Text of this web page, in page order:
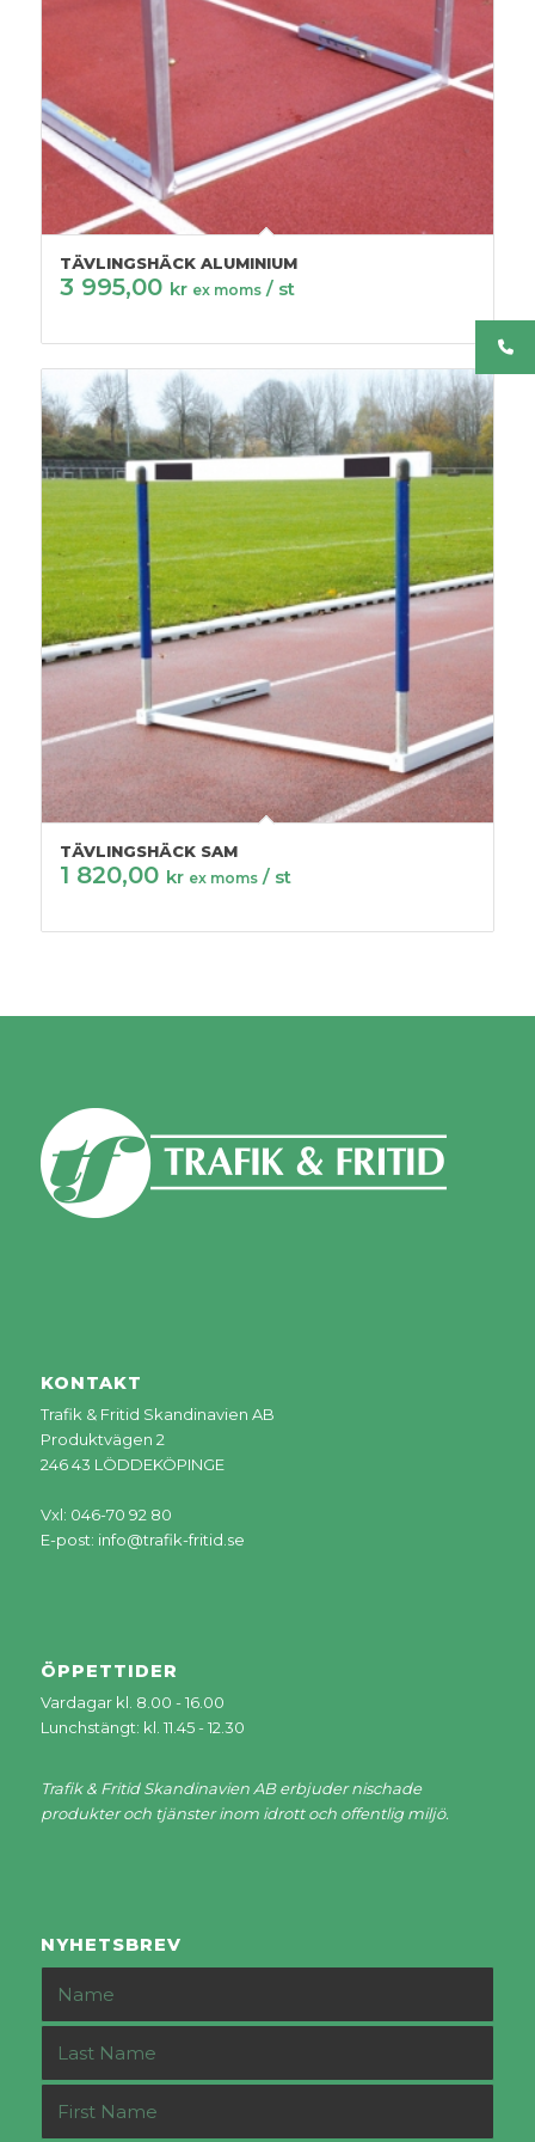
TÄVLINGSHÄCK ALUMINIUM
3 995,00 kr ex moms / st
TÄVLINGSHÄCK SAM
1 820,00 kr ex moms / st
KONTAKT
Trafik & Fritid Skandinavien AB
Produktvägen 2
246 43 LÖDDEKÖPINGE
Vxl: 046-70 92 80
E-post: info@trafik-fritid.se
ÖPPETTIDER
Vardagar kl. 8.00 - 16.00
Lunchstängt: kl. 11.45 - 12.30
Trafik & Fritid Skandinavien AB erbjuder nischade
produkter och tjänster inom idrott och offentlig miljö.
NYHETSBREV